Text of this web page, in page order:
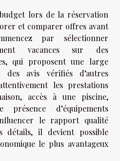
lors de la réservation
et comparer offres avant
par sélectionner
vacances sur des
qui proposent une large
des avis vérifiés d’autres
les prestations
accès à une piscine,
d’équipements
le rapport qualité
détails, il devient possible
le plus avantageux